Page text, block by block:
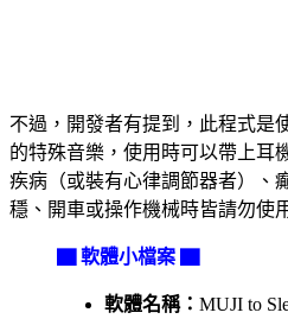
不過，開發者有提到，此程式是
的特殊音樂，使用時可以帶上耳
疾病（或裝有心律調節器者）、
穩、開車或操作機械時皆請勿使
▇ 軟體小檔案 ▇
軟體名稱： MUJI to